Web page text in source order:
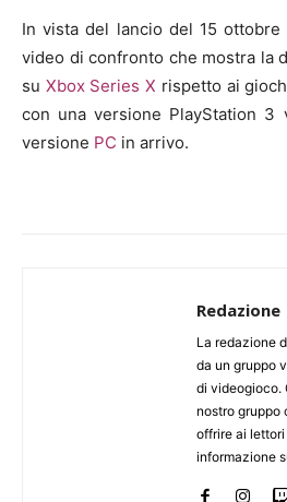
In vista del lancio del 15
video di confronto che mostra la
su Xbox Series X rispetto ai
con una versione PlayStation 3
versione PC in arrivo.
Redazione
La redazione
da un gruppo
di videogioco.
nostro gruppo
offrire ai
informazione